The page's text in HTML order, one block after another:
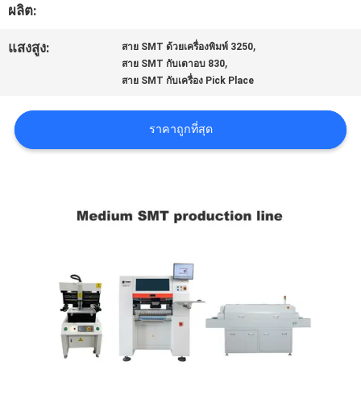
ติดต่อ
เรา
ข่าว
แผนผัง
เว็บไซต์
ผลิต:
แสงสูง: สาย SMT ด้วยเครื่องพิมพ์ 3250,
สาย SMT กับเตาอบ 830,
สาย SMT กับเครื่อง Pick Place
ราคาถูกที่สุด